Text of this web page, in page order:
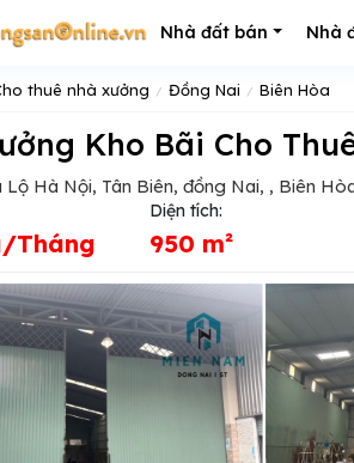
Nhà đất bán Nhà
thuê nhà xưởng Đồng Nai Biên Hòa
Kho Bãi Cho
Lộ Hà Nội, Tân Biên, đồng Nai, , Biên
Tháng
Diện tích:
950 m²